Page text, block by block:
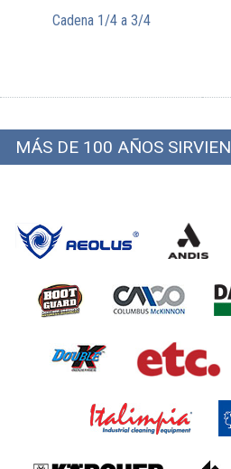
Cadena 1/4 a 3/4
MÁS DE 100 AÑOS